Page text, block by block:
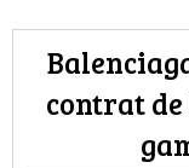
contrat